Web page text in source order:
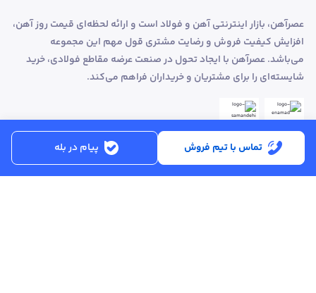
تماس با تیم فروش پیام در بله
عصرآهن، بازار اینترنتی آهن و فولاد است و ارائه لحظه‌ای قیمت روز آهن،
افزایش کیفیت فروش و رضایت مشتری قول مهم این مجموعه
می‌باشد. عصرآهن با ایجاد تحول در صنعت عرضه مقاطع فولادی، خرید
شایسته‌ای را برای مشتریان و خریداران فراهم می‌کند.
ساعت کاری:شنبه تا پنجشنبه از ساعت 8:30 تا 17:00